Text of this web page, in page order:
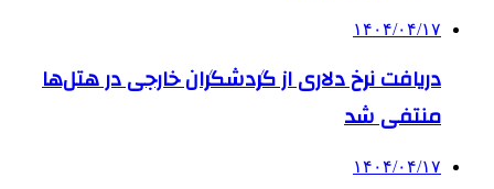
۱۴۰۴/۰۴/۱۷
دریافت نرخ دلاری از گردشگران خارجی در هتل‌ها
منتفی شد
۱۴۰۴/۰۴/۱۷